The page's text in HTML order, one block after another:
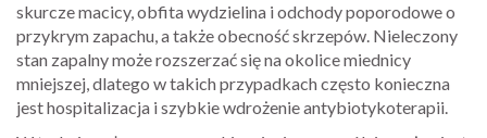
skurcze macicy, obfita wydzielina i odchody poporodowe o
przykrym zapachu, a także obecność skrzepów. Nieleczony
stan zapalny może rozszerzać się na okolice miednicy
mniejszej, dlatego w takich przypadkach często konieczna
jest hospitalizacja i szybkie wdrożenie antybiotykoterapii.